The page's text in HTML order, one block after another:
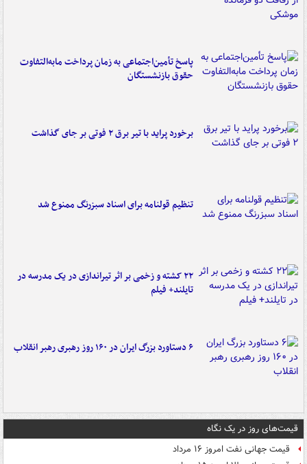
پاسخ تأمین‌اجتماعی به زمان پرداخت مابه‌التفاوت
حقوق بازنشستگان
برخورد پراید با تیر برق ۲ فوتی بر جای گذاشت
تنظیم قولنامه برای اسناد سبزرنگ ممنوع شد
۲۲ کشته و زخمی بر اثر تیراندازی در یک مدرسه در
تایلند+ فیلم
۶ دستاورد بزرگ ایران در ۱۶۰ روز رهبری رهبر انقلاب
قیمت‌های روز در یک نگاه
قیمت جهانی نفت امروز ۱۶ مرداد